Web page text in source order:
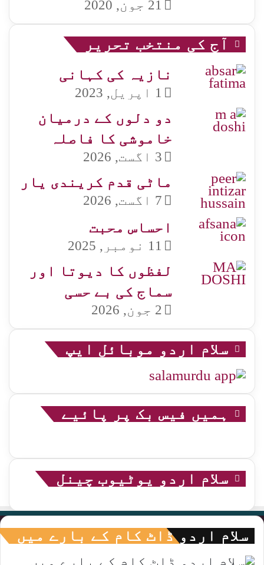
21 جون, 2020
آج کی منتخب تحریر
نازیہ کی کہانی
1 اپریل, 2023
دو دلوں کے درمیان
خاموشی کا فاصلہ
3 اگست, 2026
ماٹی قدم کریندی یار
7 اگست, 2026
احساس محبت
11 نومبر, 2025
لفظوں کا دیوتا اور
سماج کی بے حسی
2 جون, 2026
سلام اردو موبائل ایپ
ہمیں فیس بک پر پائیے
سلام اردو یوٹیوب چینل
سلام اردو ڈاٹ کام کے بارے میں